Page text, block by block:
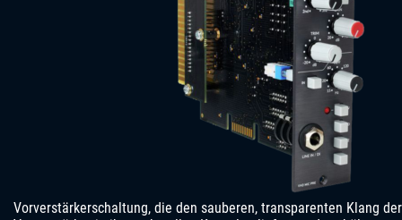
Vorverstärkerschaltung, die den sauberen, transparenten Klang der